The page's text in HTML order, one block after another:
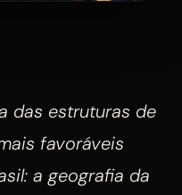
das estruturas de
favoráveis
a geografia da